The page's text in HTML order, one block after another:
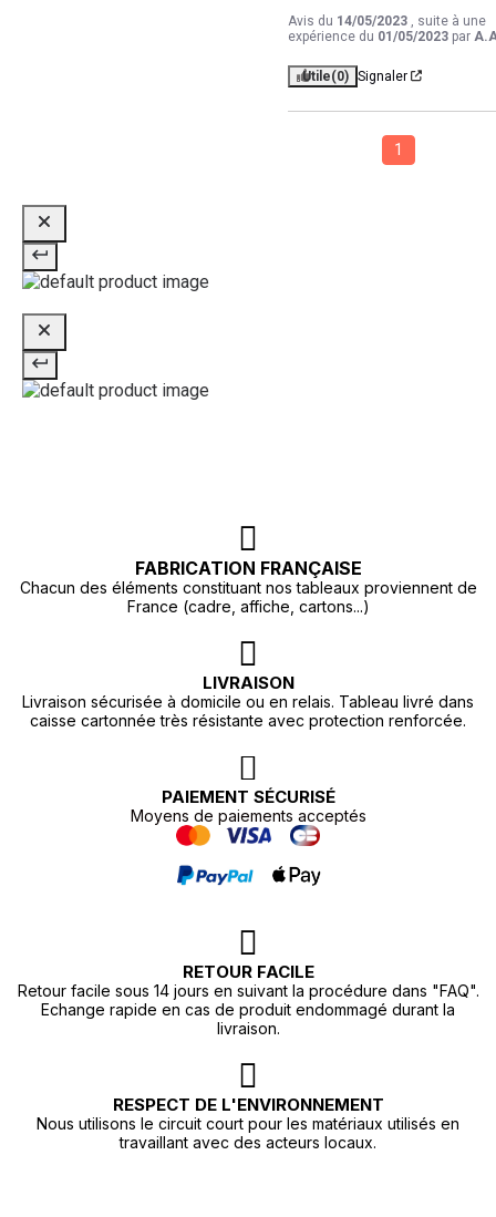
Avis du 14/05/2023
, suite à une
expérience du 01/05/2023 par
Utile(0) Signaler
1
FABRICATION FRANÇAISE
Chacun des éléments constituant nos tableaux proviennent de
France (cadre, affiche, cartons...)
LIVRAISON
Livraison sécurisée à domicile ou en relais. Tableau livré dans
caisse cartonnée très résistante avec protection renforcée.
PAIEMENT SÉCURISÉ
Moyens de paiements acceptés
RETOUR FACILE
Retour facile sous 14 jours en suivant la procédure dans "FAQ".
Echange rapide en cas de produit endommagé durant la
livraison.
RESPECT DE L'ENVIRONNEMENT
Nous utilisons le circuit court pour les matériaux utilisés en
travaillant avec des acteurs locaux.